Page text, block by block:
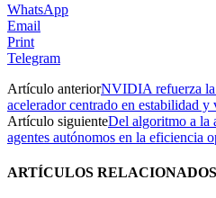
WhatsApp
Email
Print
Telegram
Artículo anteriorNVIDIA refuerza la
acelerador centrado en estabilidad y
Artículo siguienteDel algoritmo a la
agentes autónomos en la eficiencia
ARTÍCULOS RELACIONADOS